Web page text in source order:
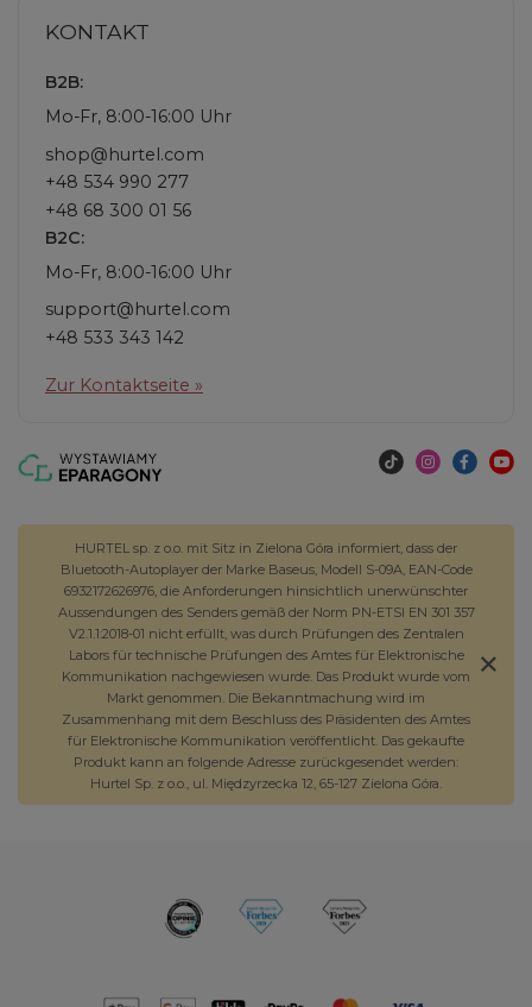
KONTAKT
B2B:
Mo-Fr, 8:00-16:00 Uhr
shop@hurtel.com
+48 534 990 277
+48 68 300 01 56
B2C:
Mo-Fr, 8:00-16:00 Uhr
support@hurtel.com
+48 533 343 142
Zur Kontaktseite »
HURTEL sp. z o.o. mit Sitz in Zielona Góra informiert, dass der
Bluetooth-Autoplayer der Marke Baseus, Modell S-09A, EAN-Code
6932172626976, die Anforderungen hinsichtlich unerwünschter
Aussendungen des Senders gemäß der Norm PN-ETSI EN 301 357
V2.1.1:2018-01 nicht erfüllt, was durch Prüfungen des Zentralen
Labors für technische Prüfungen des Amtes für Elektronische
Kommunikation nachgewiesen wurde. Das Produkt wurde vom
Markt genommen. Die Bekanntmachung wird im
Zusammenhang mit dem Beschluss des Präsidenten des Amtes
für Elektronische Kommunikation veröffentlicht. Das gekaufte
Produkt kann an folgende Adresse zurückgesendet werden:
Hurtel Sp. z o.o., ul. Międzyrzecka 12, 65-127 Zielona Góra.